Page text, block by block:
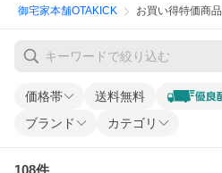
御宅家本舗OTAKICK お買い得特価商品
価格帯 送料無料
ブランド カテゴリ
108件